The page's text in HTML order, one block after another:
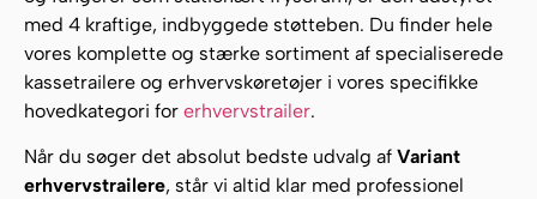
med 4 kraftige, indbyggede støtteben. Du finder hele
vores komplette og stærke sortiment af specialiserede
kassetrailere og erhvervskøretøjer i vores specifikke
hovedkategori for erhvervstrailer.
Når du søger det absolut bedste udvalg af Variant
erhvervstrailere, står vi altid klar med professionel